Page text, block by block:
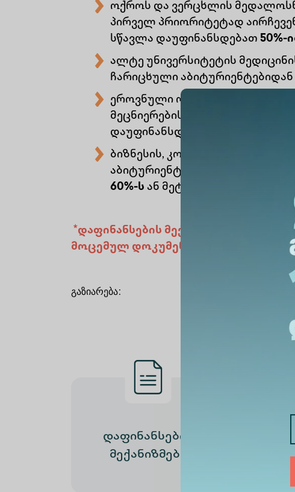
ოქროს და ვერცხლის
პირველ პრიორიტეტად
სწავლა დაუფინანსდებათ 50%-
ალტე უნივერსიტეტის
ჩარიცხული აბიტურიენტებიდან
ეროვნული ოლიმპიდის
მეცნიერების, ხელოვნური
დაუფინანსდება
ბიზნესის, კომპიუტერული
აბიტურიენტებს, რომლებიც
60%-ს ან მეტს, სწავლა
*დაფინანსების მექანიზმებისა და
მოცემულ დოკუმენტს
გაზიარება:
დაფინანსების
მექანიზმები